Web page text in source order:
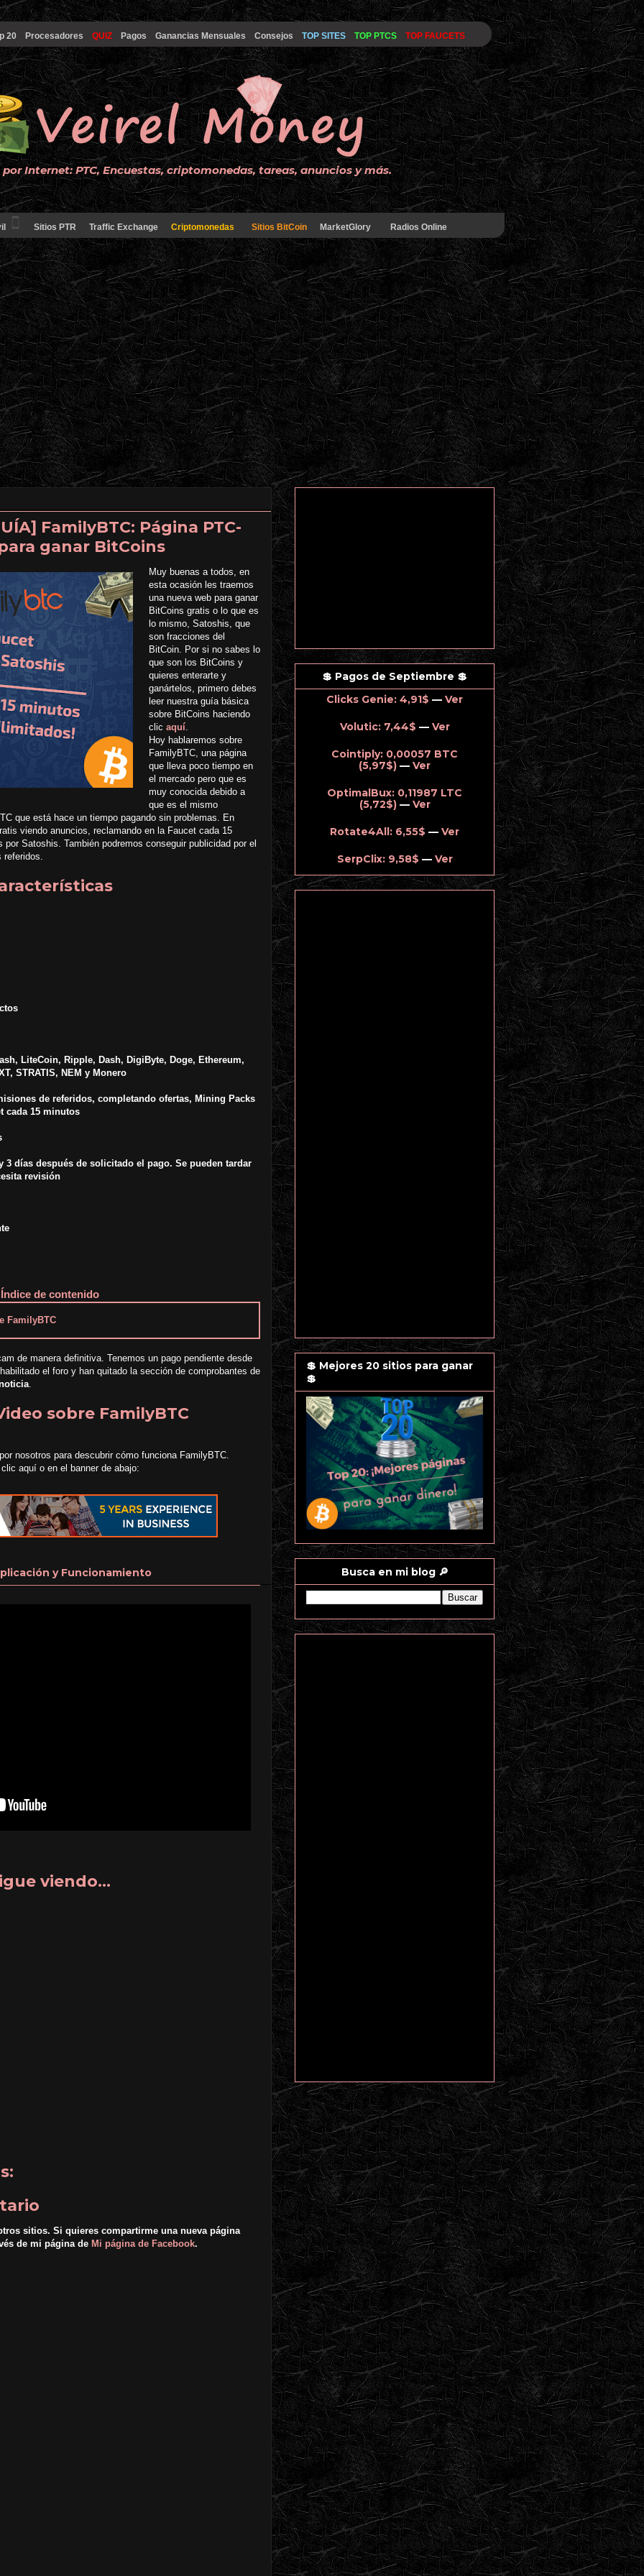
20 Procesadores QUIZ Pagos Ganancias Mensuales Consejos TOP SITES TOP PTCS TOP FAUCETS
Internet: PTC, Encuestas, criptomonedas, tareas, anuncios y más.
Sitios PTR Traffic Exchange Criptomonedas Sitios BitCoin MarketGlory Radios Online
FamilyBTC: Página PTC-
ganar BitCoins
Muy buenas a todos, en
esta ocasión les traemos
una nueva web para ganar
BitCoins gratis o lo que es
lo mismo, Satoshis, que
son fracciones del
BitCoin. Por si no sabes lo
que son los BitCoins y
quieres enterarte y
ganártelos, primero debes
leer nuestra guía básica
sobre BitCoins haciendo
clic aquí
Hoy hablaremos sobre
FamilyBTC, una página
que lleva poco tiempo en
el mercado pero que es
muy conocida debido a
que es el mismo
que está hace un tiempo pagando sin problemas. En
viendo anuncios, reclamando en la Faucet cada 15
Satoshis. También podremos conseguir publicidad por el
LiteCoin, Ripple, Dash, DigiByte, Doge, Ethereum,
STRATIS, NEM y Monero
de referidos, completando ofertas, Mining Packs
cada 15 minutos
3 días después de solicitado el pago. Se pueden tardar
revisión
Índice de contenido
FamilyBTC
de manera definitiva. Tenemos un pago pendiente desde
el foro y han quitado la sección de comprobantes de
sobre FamilyBTC
nosotros para descubrir cómo funciona FamilyBTC.
aquí o en el banner de abajo:
y Funcionamiento
viendo...
sitios. Si quieres compartirme una nueva página
de mi página de Mi página de Facebook.
💲 Pagos de Septiembre 💲
Clicks Genie: 4,91$ — Ver
Volutic: 7,44$ — Ver
Cointiply: 0,00057 BTC
(5,97$) — Ver
OptimalBux: 0,11987 LTC
(5,72$) — Ver
Rotate4All: 6,55$ — Ver
SerpClix: 9,58$ — Ver
💲 Mejores 20 sitios para ganar
💲
Busca en mi blog 🔎